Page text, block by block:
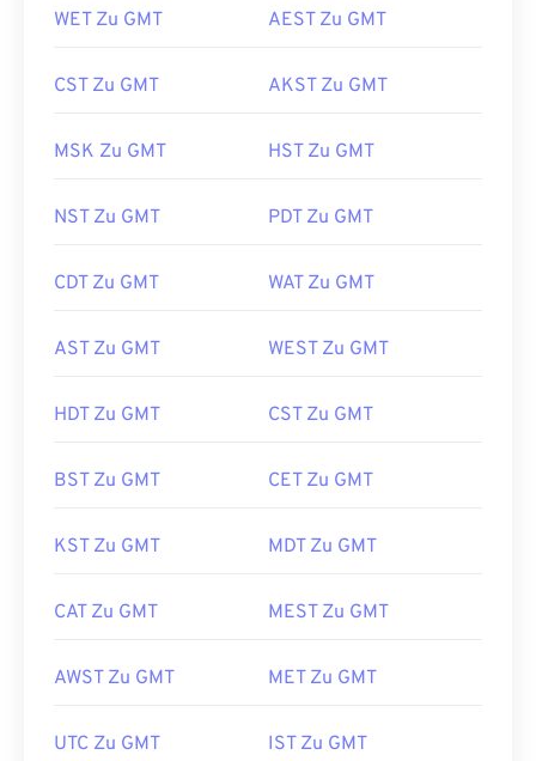
WET Zu GMT AEST Zu GMT
CST Zu GMT AKST Zu GMT
MSK Zu GMT HST Zu GMT
NST Zu GMT PDT Zu GMT
CDT Zu GMT WAT Zu GMT
AST Zu GMT WEST Zu GMT
HDT Zu GMT CST Zu GMT
BST Zu GMT CET Zu GMT
KST Zu GMT MDT Zu GMT
CAT Zu GMT MEST Zu GMT
AWST Zu GMT MET Zu GMT
UTC Zu GMT IST Zu GMT